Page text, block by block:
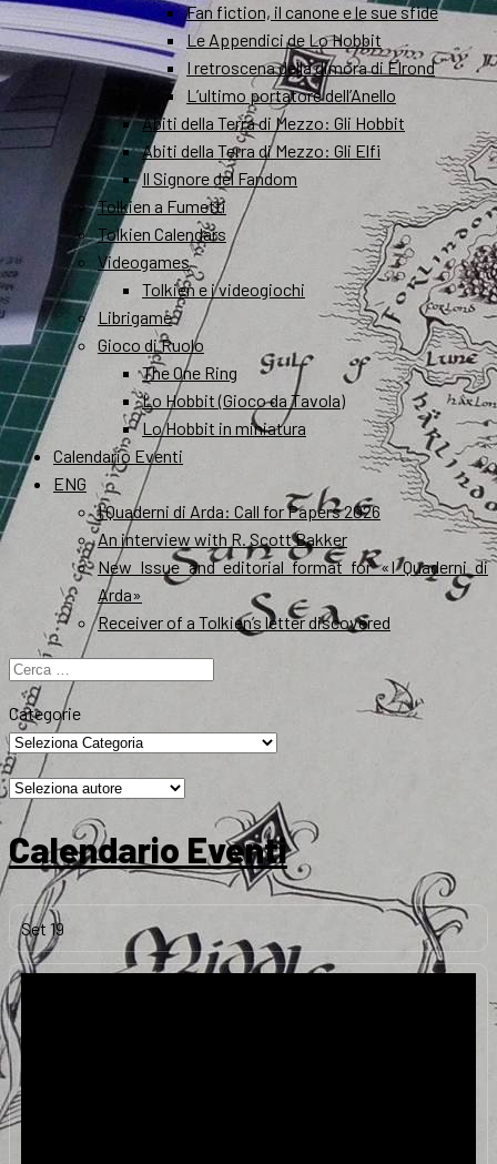
Fan fiction, il canone e le sue sfide
Le Appendici de Lo Hobbit
I retroscena della dimora di Elrond
L’ultimo portatore dell’Anello
Abiti della Terra di Mezzo: Gli Hobbit
Abiti della Terra di Mezzo: Gli Elfi
Il Signore del Fandom
Tolkien a Fumetti
Tolkien Calendars
Videogames
Tolkien e i videogiochi
Librigame
Gioco di Ruolo
The One Ring
Lo Hobbit (Gioco da Tavola)
Lo Hobbit in miniatura
Calendario Eventi
ENG
I Quaderni di Arda: Call for Papers 2026
An interview with R. Scott Bakker
New Issue and editorial format for «I Quaderni di
Arda»
Receiver of a Tolkien’s letter discovered
Ricerca
per:
Categorie
Calendario Eventi
Set 19